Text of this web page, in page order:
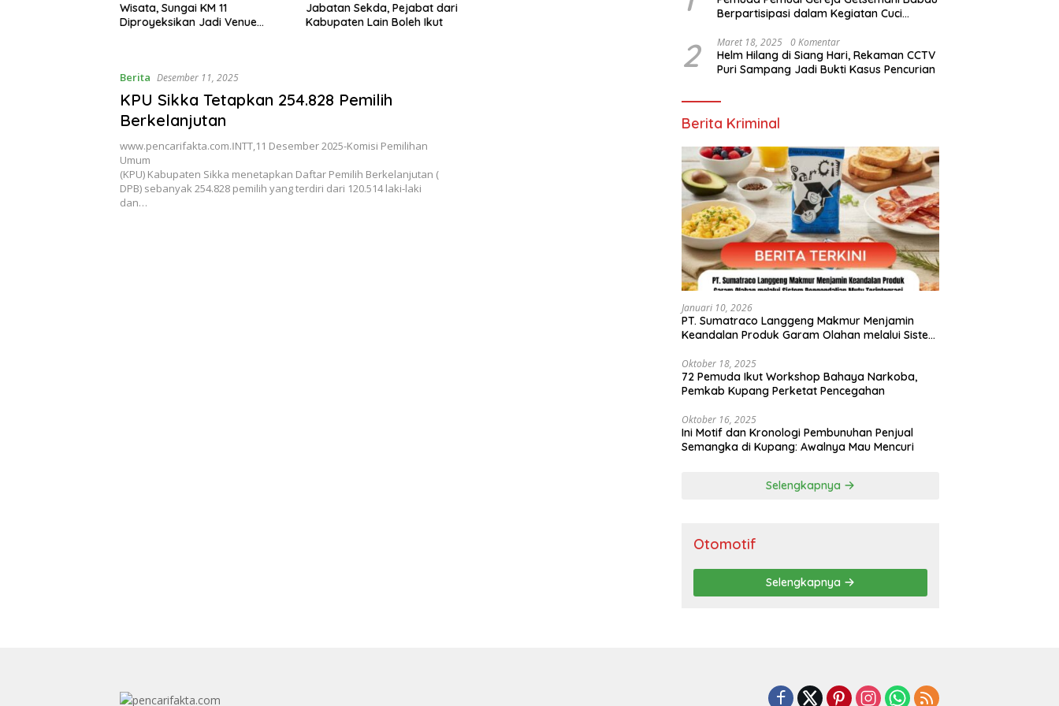
Jabatan Sekda, Pejabat dari
Kabupaten Lain Boleh Ikut
Tetapkan Sebelas Standar
Pelayanan Publik, Ini Tujuannya
Dispendukcapil Rote Ndao Sisir
SMKN Pantai Baru untuk
Berita Desember 11, 2025
KPU Sikka Tetapkan 254.828 Pemilih
Berkelanjutan
www.pencarifakta.com.ǁNTT,11 Desember 2025-Komisi Pemilihan
Umum
(KPU) Kabupaten Sikka menetapkan Daftar Pemilih Berkelanjutan (
DPB) sebanyak 254.828 pemilih yang terdiri dari 120.514 laki-laki
dan…
Berpartisipasi dalam Kegiatan Cuci
Sentosa untuk Menyukseskan Kegiatan
Paskah
2 Maret 18, 2025 0 Komentar
Helm Hilang di Siang Hari, Rekaman CCTV
Puri Sampang Jadi Bukti Kasus Pencurian
Berita Kriminal
Januari 10, 2026
PT. Sumatraco Langgeng Makmur Menjamin
Keandalan Produk Garam Olahan melalui Sistem
Oktober 18, 2025
72 Pemuda Ikut Workshop Bahaya Narkoba,
Pemkab Kupang Perketat Pencegahan
Oktober 16, 2025
Ini Motif dan Kronologi Pembunuhan Penjual
Semangka di Kupang: Awalnya Mau Mencuri
Selengkapnya
Otomotif
Selengkapnya